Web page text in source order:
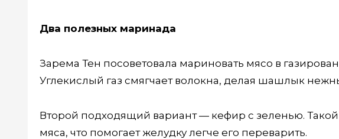
Два полезных маринада
Зарема Тен посоветовала мариновать мясо в
Углекислый газ смягчает волокна, делая шашлык
Второй подходящий вариант — кефир с зеленью.
мяса, что помогает желудку легче его переварить.